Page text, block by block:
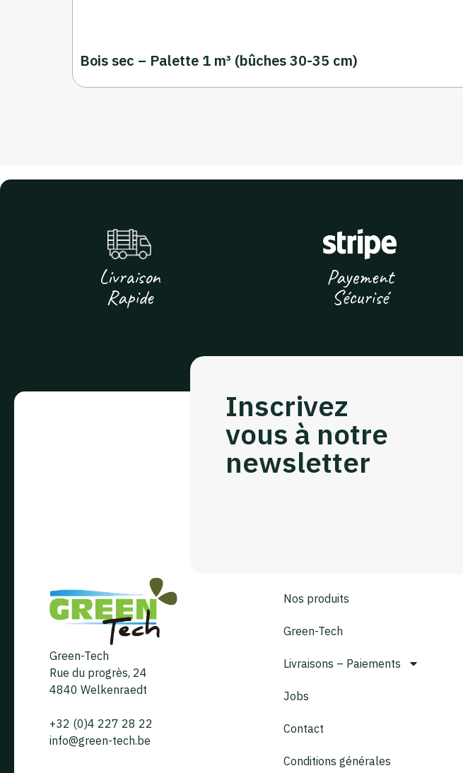
Bois sec – Palette 1 m³ (bûches 30-35 cm)
Livraison
Rapide
Payement
Sécurisé
Green-Tech
Rue du progrès, 24
4840 Welkenraedt
+32 (0)4 227 28 22
info@green-tech.be
Nos produits
Green-Tech
Livraisons – Paiements
Jobs
Contact
Conditions générales
Inscrivez
vous à notre
newsletter